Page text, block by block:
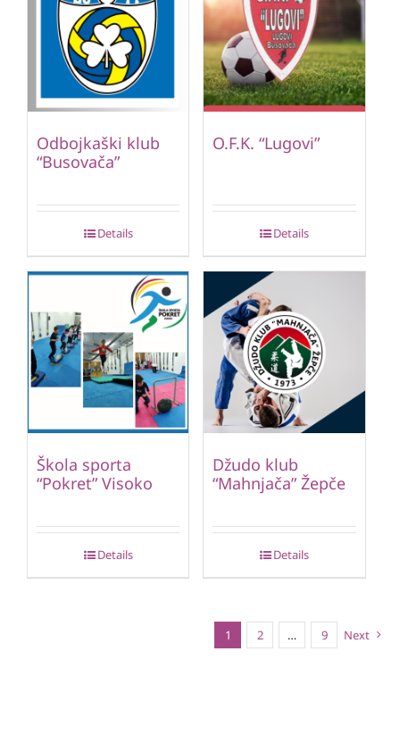
Odbojkaški klub
“Busovača”
Details
O.F.K. “Lugovi”
Details
Škola sporta
“Pokret” Visoko
Details
Džudo klub
“Mahnjača” Žepče
Details
1 2 … 9 Next